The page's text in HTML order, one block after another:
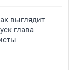
выглядит
глава